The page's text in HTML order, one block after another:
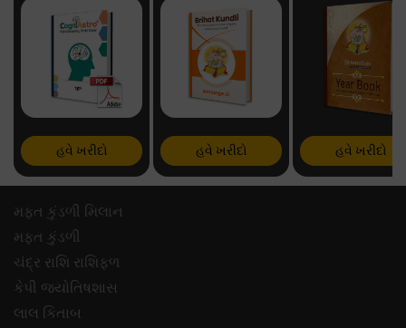
હવે ખરીદો હવે ખરીદો હવે ખરીદો
મફ્ત કુંડળી મિલાન
મફ્ત કુંડળી
ચંદ્ર રાશિ રાશિફળ
કેપી જ્યોતિષશાસ
લાલ કિતાબ